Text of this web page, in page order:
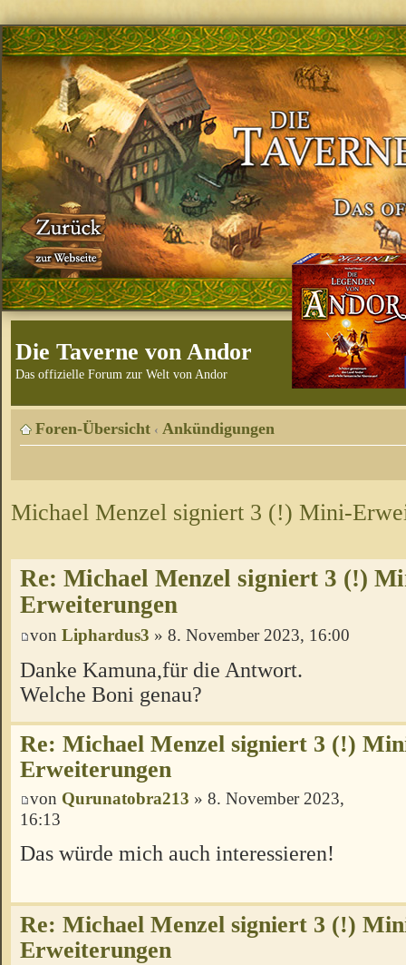
Die Taverne von Andor
Das offizielle Forum zur Welt von Andor
Foren-Übersicht ‹ Ankündigungen
Michael Menzel signiert 3 (!) Mini-
Re: Michael Menzel signiert 3 (!)
Erweiterungen
von Liphardus3 » 8. November 2023, 16:00
Danke Kamuna,für die Antwort.
Welche Boni genau?
Re: Michael Menzel signiert 3 (!)
Erweiterungen
von Qurunatobra213 » 8. November 2023,
16:13
Das würde mich auch interessieren!
Re: Michael Menzel signiert 3 (!)
Erweiterungen